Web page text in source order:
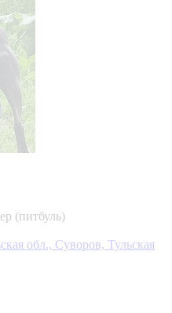
(питбуль)
обл., Суворов, Тульская